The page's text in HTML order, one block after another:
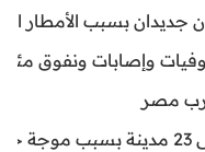
جديدان بسبب الأمطار
وإصابات ونفوق مئات